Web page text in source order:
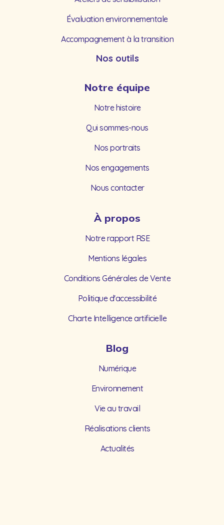
Évaluation environnementale
Accompagnement à la transition
Nos outils
Notre équipe
Notre histoire
Qui sommes-nous
Nos portraits
Nos engagements
Nous contacter
À propos
Notre rapport RSE
Mentions légales
Conditions Générales de Vente
Politique d'accessibilité
Charte Intelligence artificielle
Blog
Numérique
Environnement
Vie au travail
Réalisations clients
Actualités